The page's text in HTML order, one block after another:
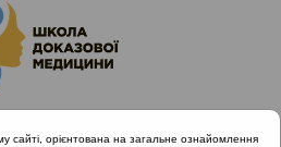
сайті, орієнтована на загальне ознайомлення